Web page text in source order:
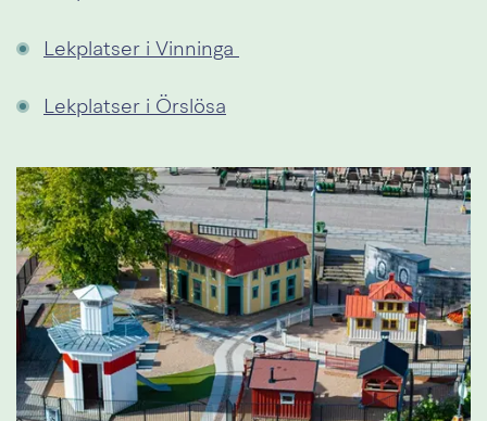
Lekplatser i Vinninga
Lekplatser i Örslösa